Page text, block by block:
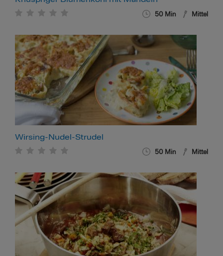
50 Min Mittel
Wirsing-Nudel-Strudel
50 Min Mittel